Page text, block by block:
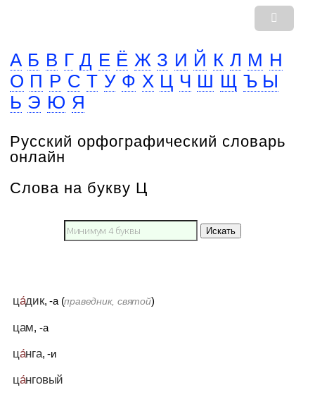
А Б В Г Д Е Ё Ж З И Й К Л М Н
О П Р С Т У Ф Х Ц Ч Ш Щ Ъ Ы
Ь Э Ю Я
Русский орфографический словарь
онлайн
Слова на букву Ц
Искать
ца́дик, -а (праведник, святой)
цам, -а
ца́нга, -и
ца́нговый